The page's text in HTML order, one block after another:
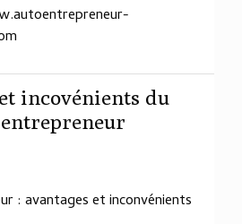
incovénients du
: avantages et inconvénients